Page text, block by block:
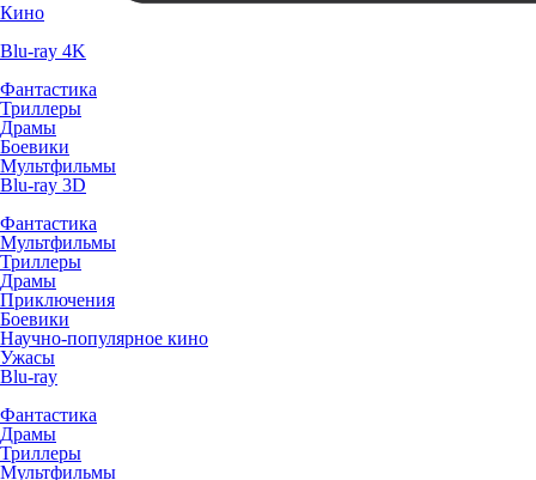
Кино
Blu-ray 4K
Фантастика
Триллеры
Драмы
Боевики
Мультфильмы
Blu-ray 3D
Фантастика
Мультфильмы
Триллеры
Драмы
Приключения
Боевики
Научно-популярное кино
Ужасы
Blu-ray
Фантастика
Драмы
Триллеры
Мультфильмы